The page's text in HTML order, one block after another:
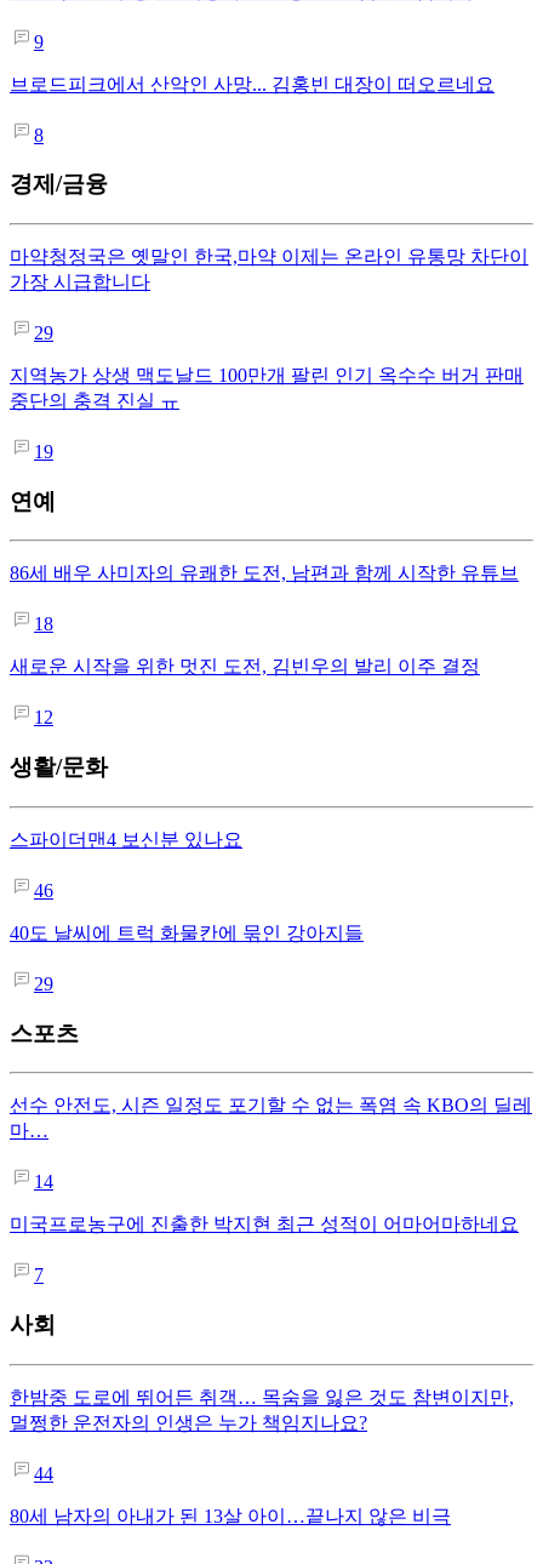
9
브로드피크에서 산악인 사망... 김홍빈 대장이 떠오르네요
8
경제/금융
마약청정국은 옛말인 한국,마약 이제는 온라인 유통망 차단이
가장 시급합니다
29
지역농가 상생 맥도날드 100만개 팔린 인기 옥수수 버거 판매
중단의 충격 진실 ㅠ
19
연예
86세 배우 사미자의 유쾌한 도전, 남편과 함께 시작한 유튜브
18
새로운 시작을 위한 멋진 도전, 김빈우의 발리 이주 결정
12
생활/문화
스파이더맨4 보신분 있나요
46
40도 날씨에 트럭 화물칸에 묶인 강아지들
29
스포츠
선수 안전도, 시즌 일정도 포기할 수 없는 폭염 속 KBO의 딜레
마…
14
미국프로농구에 진출한 박지현 최근 성적이 어마어마하네요
7
사회
한밤중 도로에 뛰어든 취객… 목숨을 잃은 것도 참변이지만,
멀쩡한 운전자의 인생은 누가 책임지나요?
44
80세 남자의 아내가 된 13살 아이…끝나지 않은 비극